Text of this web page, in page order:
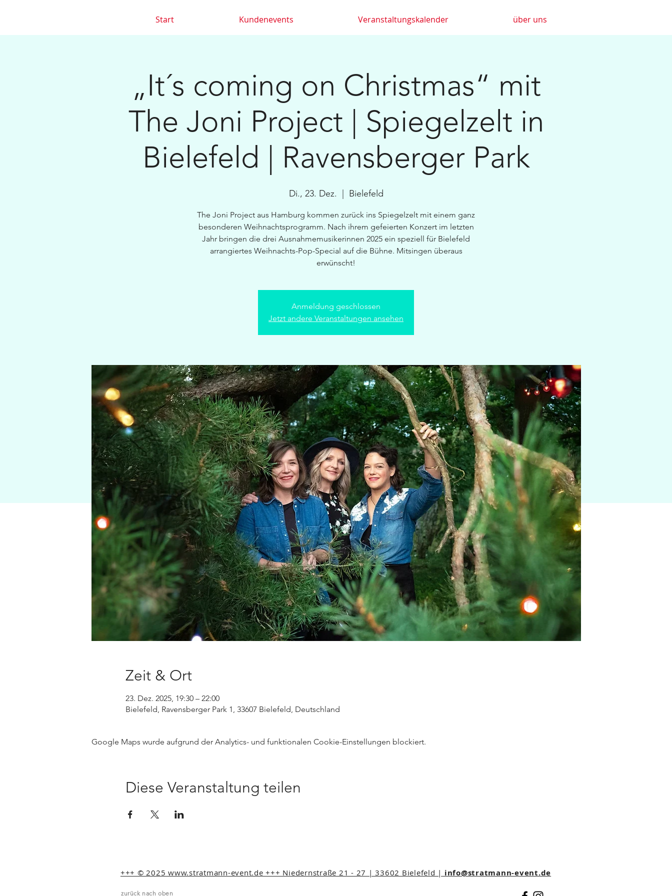
Start Kundenevents Veranstaltungskalender über uns
„It´s coming on Christmas“ mit
The Joni Project | Spiegelzelt in
Bielefeld | Ravensberger Park
Di., 23. Dez. Bielefeld
The Joni Project aus Hamburg kommen zurück ins Spiegelzelt mit einem ganz
besonderen Weihnachtsprogramm. Nach ihrem gefeierten Konzert im letzten
Jahr bringen die drei Ausnahmemusikerinnen 2025 ein speziell für Bielefeld
arrangiertes Weihnachts-Pop-Special auf die Bühne. Mitsingen überaus
erwünscht!
Anmeldung geschlossen
Jetzt andere Veranstaltungen ansehen
Zeit & Ort
23. Dez. 2025, 19:30 – 22:00
Bielefeld, Ravensberger Park 1, 33607 Bielefeld, Deutschland
Google Maps wurde aufgrund der Analytics- und funktionalen Cookie-Einstellungen blockiert.
Diese Veranstaltung teilen
+++ © 2025 www.stratmann-event.de +++ Niedernstraße 21 - 27 | 33602 Bielefeld | info@stratmann-event.de
zurück nach oben